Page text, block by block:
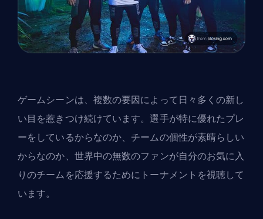
ゲームシーンは、複数の要因によって日々多くの新し
い目を惹きつけ続けています。選手が特に優れたプレ
ーをしているからなのか、チームの個性が素晴らしい
からなのか、世界中の無数のファンが自分のお気に入
りのチームを応援するためにトーナメントを視聴して
います。